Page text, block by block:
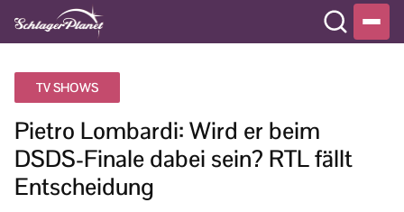
TV SHOWS
Pietro Lombardi: Wird er beim
DSDS-Finale dabei sein? RTL fällt
Entscheidung